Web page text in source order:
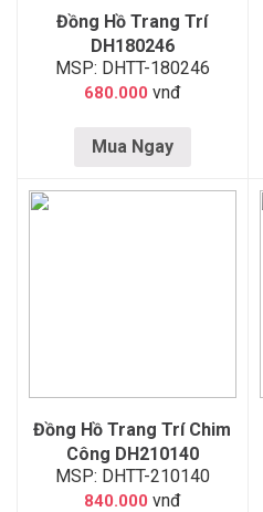
Đồng Hồ Trang Trí
DH180246
MSP: DHTT-180246
680.000 vnđ
Mua Ngay
Đồng Hồ Trang Trí Chim
Công DH210140
MSP: DHTT-210140
840.000 vnđ